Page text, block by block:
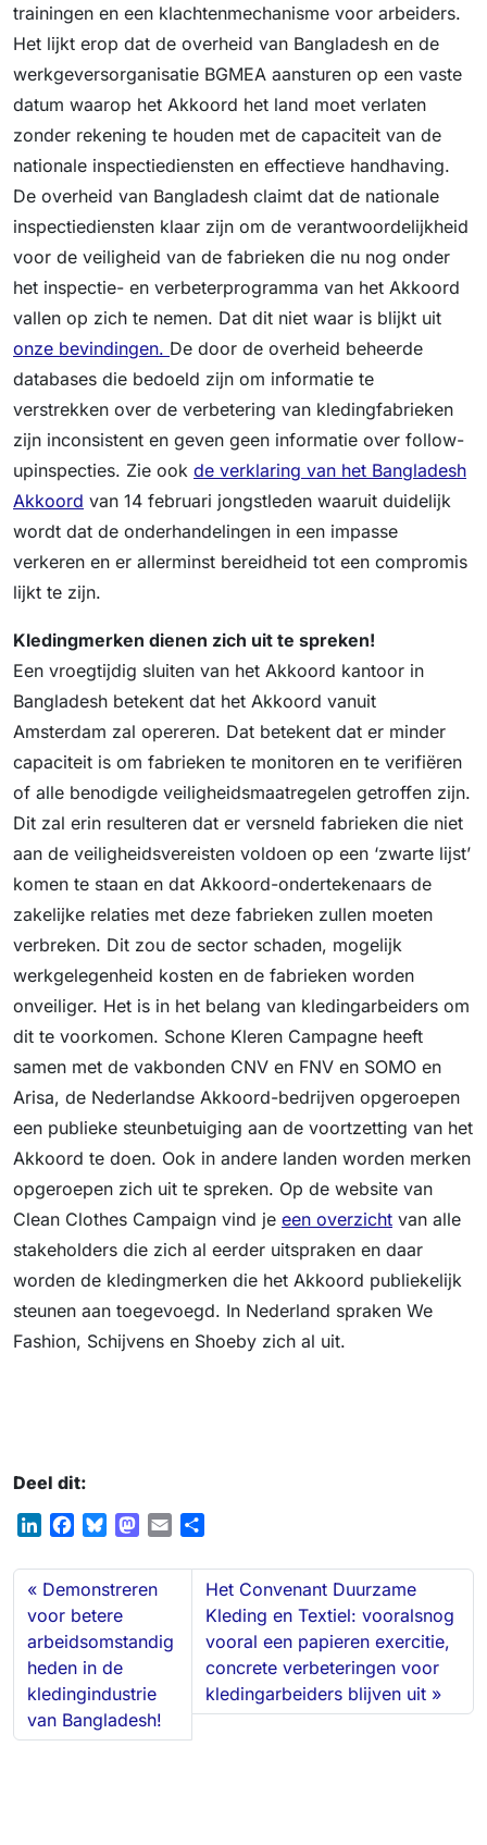
trainingen en een klachtenmechanisme voor arbeiders.
Het lijkt erop dat de overheid van Bangladesh en de
werkgeversorganisatie BGMEA aansturen op een vaste
datum waarop het Akkoord het land moet verlaten
zonder rekening te houden met de capaciteit van de
nationale inspectiediensten en effectieve handhaving.
De overheid van Bangladesh claimt dat de nationale
inspectiediensten klaar zijn om de verantwoordelijkheid
voor de veiligheid van de fabrieken die nu nog onder
het inspectie- en verbeterprogramma van het Akkoord
vallen op zich te nemen. Dat dit niet waar is blijkt uit
onze bevindingen. De door de overheid beheerde
databases die bedoeld zijn om informatie te
verstrekken over de verbetering van kledingfabrieken
zijn inconsistent en geven geen informatie over follow-
upinspecties. Zie ook de verklaring van het Bangladesh
Akkoord van 14 februari jongstleden waaruit duidelijk
wordt dat de onderhandelingen in een impasse
verkeren en er allerminst bereidheid tot een compromis
lijkt te zijn.
Kledingmerken dienen zich uit te spreken!
Een vroegtijdig sluiten van het Akkoord kantoor in
Bangladesh betekent dat het Akkoord vanuit
Amsterdam zal opereren. Dat betekent dat er minder
capaciteit is om fabrieken te monitoren en te verifiëren
of alle benodigde veiligheidsmaatregelen getroffen zijn.
Dit zal erin resulteren dat er versneld fabrieken die niet
aan de veiligheidsvereisten voldoen op een ‘zwarte lijst’
komen te staan en dat Akkoord-ondertekenaars de
zakelijke relaties met deze fabrieken zullen moeten
verbreken. Dit zou de sector schaden, mogelijk
werkgelegenheid kosten en de fabrieken worden
onveiliger. Het is in het belang van kledingarbeiders om
dit te voorkomen. Schone Kleren Campagne heeft
samen met de vakbonden CNV en FNV en SOMO en
Arisa, de Nederlandse Akkoord-bedrijven opgeroepen
een publieke steunbetuiging aan de voortzetting van het
Akkoord te doen. Ook in andere landen worden merken
opgeroepen zich uit te spreken. Op de website van
Clean Clothes Campaign vind je een overzicht van alle
stakeholders die zich al eerder uitspraken en daar
worden de kledingmerken die het Akkoord publiekelijk
steunen aan toegevoegd. In Nederland spraken We
Fashion, Schijvens en Shoeby zich al uit.
Deel dit:
n
k
e
d
I
n
c
e
b
o
o
k
u
e
s
k
y
M
s
t
d
n
a
l
e
n
Demonstreren
voor betere
arbeidsomstandig
heden in de
kledingindustrie
van Bangladesh!
Het Convenant Duurzame
Kleding en Textiel: vooralsnog
vooral een papieren exercitie,
concrete verbeteringen voor
kledingarbeiders blijven uit